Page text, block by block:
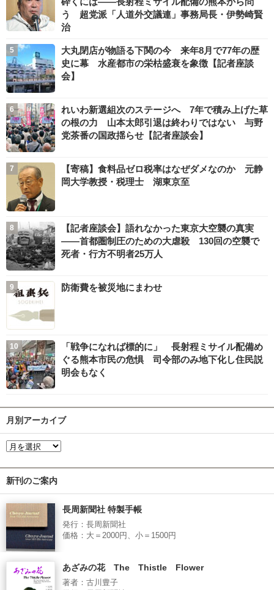
う 超党派「人道外交議連」事務局長・伊勢崎賢
治
大丸閉店が物語る下関の今 来年8月で77年の歴
史に幕 水産都市の栄枯盛衰を象徴【記者座談
会】
れいわ新選組次のステージへ 7年で積み上げた草
の根の力 山本太郎引退は終わりではない 与野
党茶番の国政揺らせ【記者座談会】
【寄稿】食料品ゼロ税率はなぜダメなのか 元静
岡大学教授・税理士 湖東京至
【記者座談会】語れなかった東京大空襲の真実
――首都圏制圧のための大虐殺 130回の空襲で
死者・行方不明者25万人
防衛費を被災地にまわせ
「戦争になれば標的に」 長射程ミサイル配備め
ぐる熊本市民の危惧 司令部のみ地下化し住民説
明会もなく
月別アーカイブ
新刊のご案内
長周新聞社 特製手帳
発行：長周新聞社
価格：大＝2000円、小＝1500円
あざみの花 The Thistle Flower
著者：古川豊子